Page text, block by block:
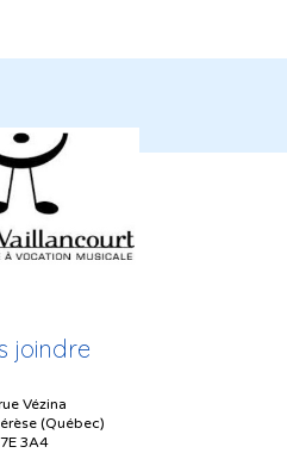
joindre
Vézina
(Québec)
3A4